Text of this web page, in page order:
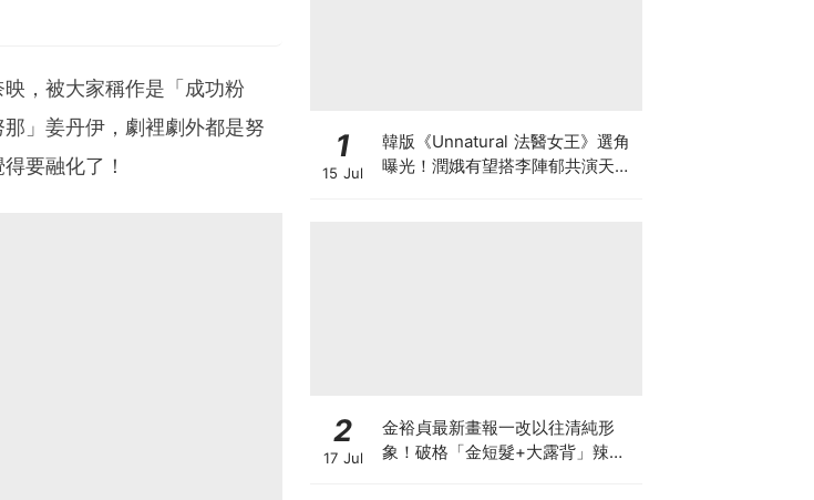
，被大家稱作是「成功粉
」姜丹伊，劇裡劇外都是努
要融化了！
1
15 Jul
韓版《Unnatural 法醫女王》選角
曝光！潤娥有望搭李陣郁共演天才
2
17 Jul
金裕貞最新畫報一改以往清純形
象！破格「金短髮+大露背」辣翻